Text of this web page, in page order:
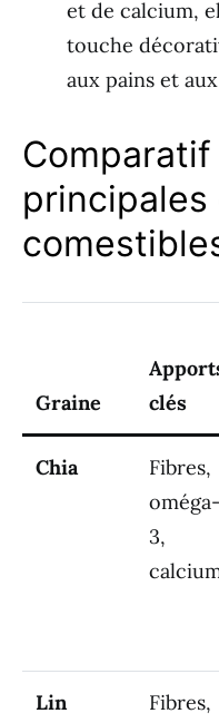
et de calcium,
touche
aux pains et
principales
Graine
clés
Chia
Fibres,
oméga-
3,
Lin
Fibres,